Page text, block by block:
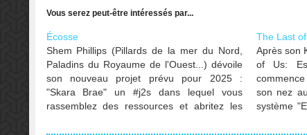
Vous serez peut-être intéressés par...
Écosse
Shem Phillips (Pillards de la mer du Nord,
Paladins du Royaume de l'Ouest...) dévoile
son nouveau projet prévu pour 2025 :
"Skara Brae" un #j2s dans lequel vous
rassemblez des ressources et abritez les
The Last
Après son
of Us:
son nez
système